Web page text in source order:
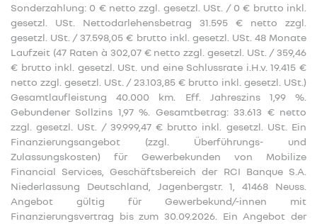
Sonderzahlung: 0 € netto zzgl. gesetzl. USt. / 0 € brutto inkl.
gesetzl. USt. Nettodarlehensbetrag 31.595 € netto zzgl.
gesetzl. USt. / 37.598,05 € brutto inkl. gesetzl. USt. 48 Monate
Laufzeit (47 Raten à 302,07 € netto zzgl. gesetzl. USt. / 359,46
€ brutto inkl. gesetzl. USt. und eine Schlussrate i.H.v. 19.415 €
netto zzgl. gesetzl. USt. / 23.103,85 € brutto inkl. gesetzl. USt.)
Gesamtlaufleistung 40.000 km. Eff. Jahreszins 1,99 %.
Gebundener Sollzins 1,97 %. Gesamtbetrag: 33.613 € netto
zzgl. gesetzl. USt. / 39.999,47 € brutto inkl. gesetzl. USt. Ein
Finanzierungsangebot (zzgl. Überführungs- und
Zulassungskosten) für Gewerbekunden von Mobilize
Financial Services, Geschäftsbereich der RCI Banque S.A.
Niederlassung Deutschland, Jagenbergstr. 1, 41468 Neuss.
Angebot gültig für Gewerbekund/-innen mit
Finanzierungsvertrag bis zum 30.09.2026. Ein Angebot der